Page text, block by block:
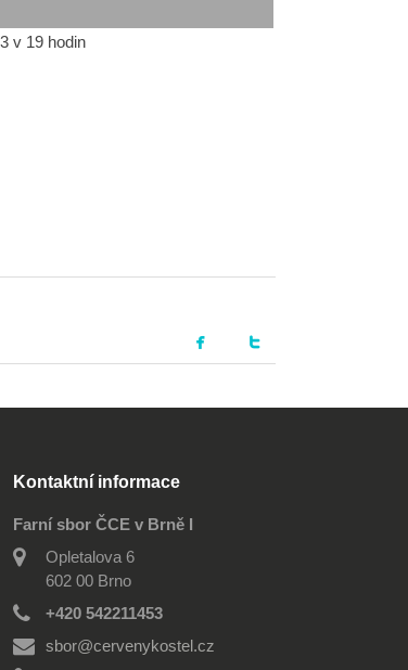
v 19 hodin
Kontaktní informace
Farní sbor ČCE v Brně I
Opletalova 6
602 00 Brno
+420 542211453
sbor@cervenykostel.cz